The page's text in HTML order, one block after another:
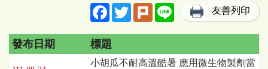
FacebookTwitterPlurk Line 友善列印
發布日期 標題
小胡瓜不耐高溫酷暑 應用微生物製劑當